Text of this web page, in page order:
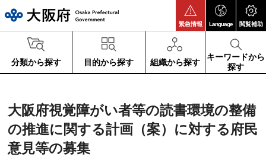
緊急情報 Language 閲覧補助
分類から探す 目的から探す 組織から探す
キーワードから
探す
大阪府視覚障がい者等の読書環境の整備
の推進に関する計画（案）に対する府民
意見等の募集